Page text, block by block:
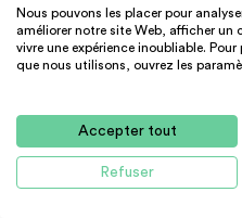
and home insurance+++.
Nous pouvons les placer pour
améliorer notre site Web, afficher un
vivre une expérience inoubliable.
que nous utilisons, ouvrez les
Accepter tout
Refuser